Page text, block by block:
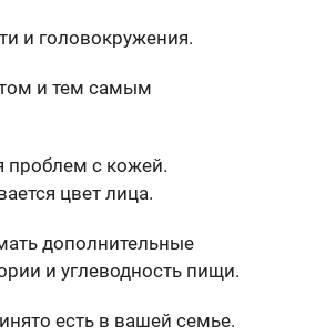
и головокружения.
и тем самым
проблем с кожей.
цвет лица.
дополнительные
и углеводность пищи.
есть в вашей семье.